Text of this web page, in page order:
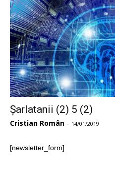
Șarlatanii (2) 5 (2)
Cristian Român - 14/01/2019
[newsletter_form]